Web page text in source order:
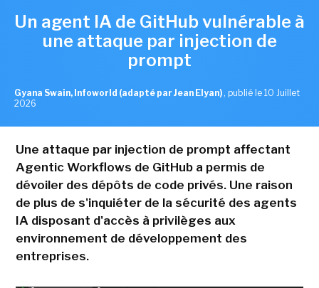
Un agent IA de GitHub vulnérable à
une attaque par injection de
prompt
Gyana Swain, Infoworld (adapté par Jean Elyan) , publié le 10 Juillet
2026
Une attaque par injection de prompt affectant
Agentic Workflows de GitHub a permis de
dévoiler des dépôts de code privés. Une raison
de plus de s'inquiéter de la sécurité des agents
IA disposant d'accès à privilèges aux
environnement de développement des
entreprises.